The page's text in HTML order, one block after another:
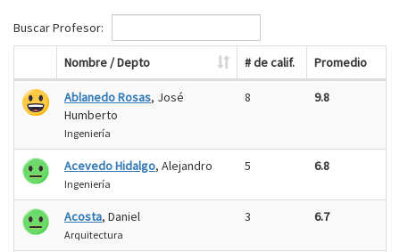
Buscar Profesor:
Nombre / Depto # de calif. Promedio
Ablanedo Rosas, José
Humberto
Ingeniería
8 9.8
Acevedo Hidalgo, Alejandro
Ingeniería
5 6.8
Acosta, Daniel
Arquitectura
3 6.7